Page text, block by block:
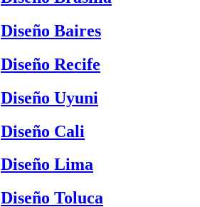
Diseño Baires
Diseño Recife
Diseño Uyuni
Diseño Cali
Diseño Lima
Diseño Toluca